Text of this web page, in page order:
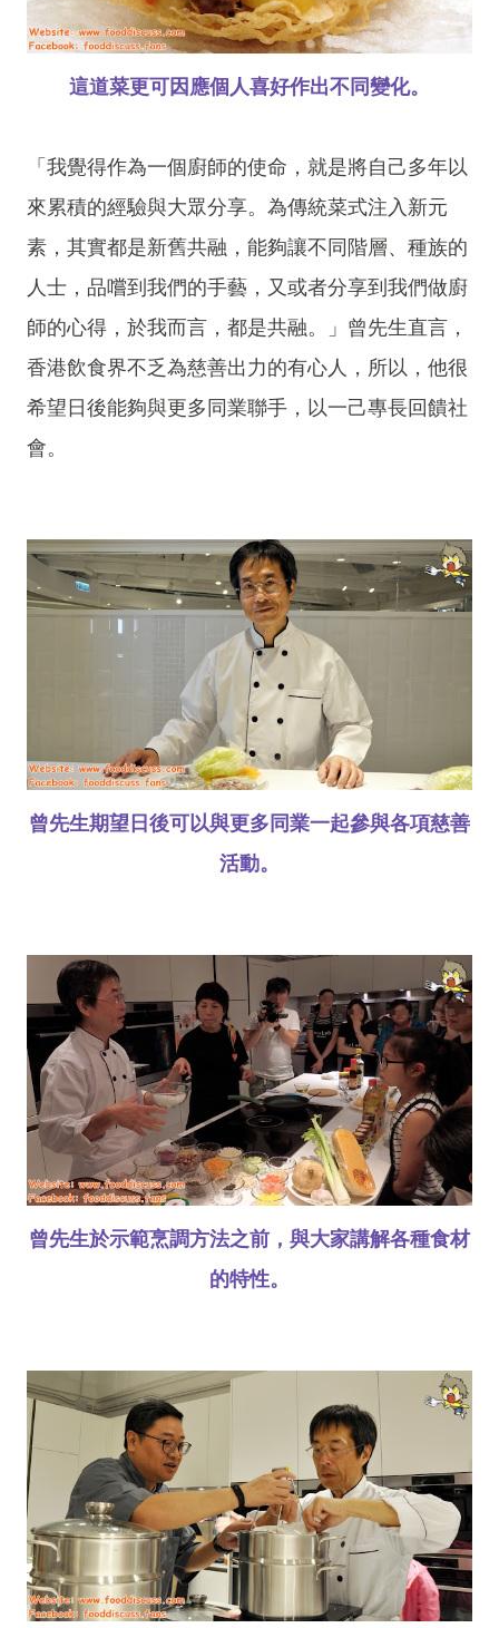
這道菜更可因應個人喜好作出不同變化。
「我覺得作為一個廚師的使命，就是將自己多年以
來累積的經驗與大眾分享。為傳統菜式注入新元
素，其實都是新舊共融，能夠讓不同階層、種族的
人士，品嚐到我們的手藝，又或者分享到我們做廚
師的心得，於我而言，都是共融。」曾先生直言，
香港飲食界不乏為慈善出力的有心人，所以，他很
希望日後能夠與更多同業聯手，以一己專長回饋社
會。
曾先生期望日後可以與更多同業一起參與各項慈善
活動。
曾先生於示範烹調方法之前，與大家講解各種食材
的特性。